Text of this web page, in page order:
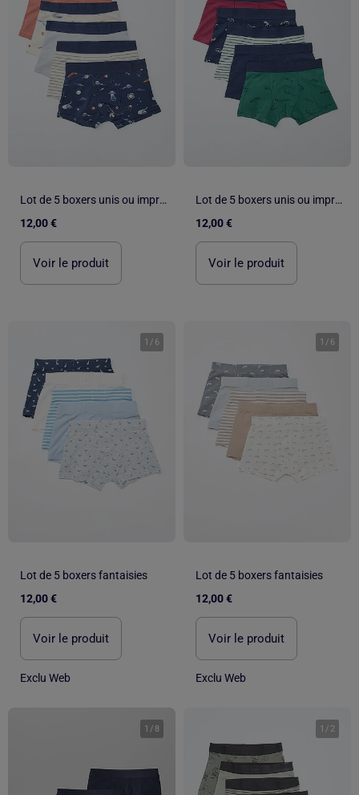
Lot de 5 boxers unis ou imprimés
12,00 €
Voir le produit
Lot de 5 boxers unis ou imprimés
12,00 €
Voir le produit
1 / 6
Lot de 5 boxers fantaisies
12,00 €
Voir le produit
Exclu Web
1 / 6
Lot de 5 boxers fantaisies
12,00 €
Voir le produit
Exclu Web
1 / 8 1 / 2